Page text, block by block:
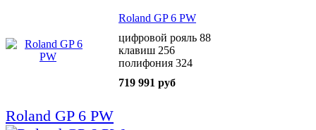
Roland GP 6 PW
цифровой рояль 88
клавиш 256
полифония 324
4.2
719 991 руб
Roland GP 6 PW